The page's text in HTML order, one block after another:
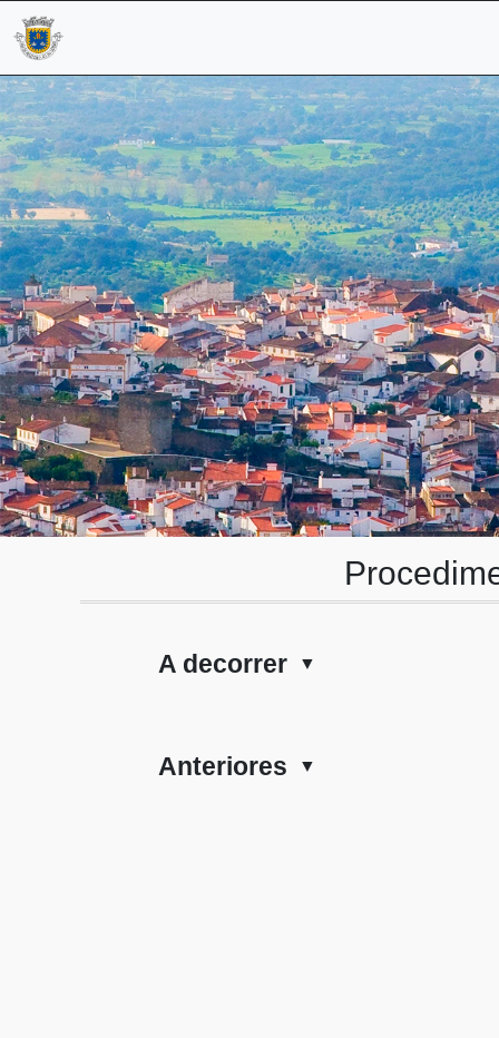
A decorrer ▼
Anteriores ▼